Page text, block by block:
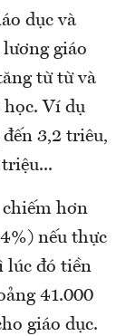
dục và
giáo
từ từ và
học. Ví dụ
3,2 triêu,
hơn
nếu thực
lúc đó tiền
41.000
giáo dục.